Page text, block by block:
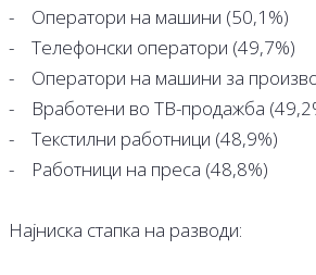
- Оператори на машини (50,1%)
- Телефонски оператори (49,7%)
- Оператори на машини за
- Вработени во ТВ-продажба
- Текстилни работници (48,9%)
- Работници на преса (48,8%)
Најниска стапка на разводи: